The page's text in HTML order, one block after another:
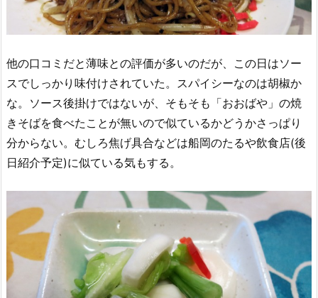
他の口コミだと薄味との評価が多いのだが、この日はソー
スでしっかり味付けされていた。スパイシーなのは胡椒か
な。ソース後掛けではないが、そもそも「おおばや」の焼
きそばを食べたことが無いので似ているかどうかさっぱり
分からない。むしろ焦げ具合などは船岡のたるや飲食店(後
日紹介予定)に似ている気もする。